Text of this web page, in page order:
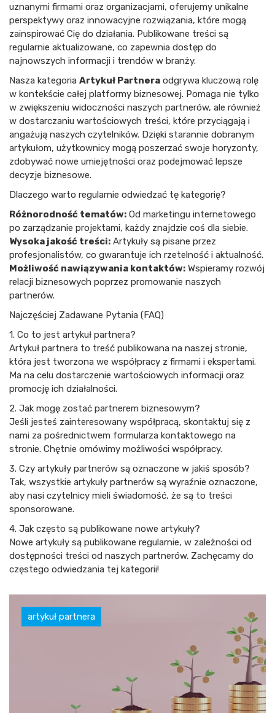
uznanymi firmami oraz organizacjami, oferujemy unikalne
perspektywy oraz innowacyjne rozwiązania, które mogą
zainspirować Cię do działania. Publikowane treści są
regularnie aktualizowane, co zapewnia dostęp do
najnowszych informacji i trendów w branży.
Nasza kategoria Artykuł Partnera odgrywa kluczową rolę
w kontekście całej platformy biznesowej. Pomaga nie tylko
w zwiększeniu widoczności naszych partnerów, ale również
w dostarczaniu wartościowych treści, które przyciągają i
angażują naszych czytelników. Dzięki starannie dobranym
artykułom, użytkownicy mogą poszerzać swoje horyzonty,
zdobywać nowe umiejętności oraz podejmować lepsze
decyzje biznesowe.
Dlaczego warto regularnie odwiedzać tę kategorię?
Różnorodność tematów: Od marketingu internetowego
po zarządzanie projektami, każdy znajdzie coś dla siebie.
Wysoka jakość treści: Artykuły są pisane przez
profesjonalistów, co gwarantuje ich rzetelność i aktualność.
Możliwość nawiązywania kontaktów: Wspieramy rozwój
relacji biznesowych poprzez promowanie naszych
partnerów.
Najczęściej Zadawane Pytania (FAQ)
1. Co to jest artykuł partnera?
Artykuł partnera to treść publikowana na naszej stronie,
która jest tworzona we współpracy z firmami i ekspertami.
Ma na celu dostarczenie wartościowych informacji oraz
promocję ich działalności.
2. Jak mogę zostać partnerem biznesowym?
Jeśli jesteś zainteresowany współpracą, skontaktuj się z
nami za pośrednictwem formularza kontaktowego na
stronie. Chętnie omówimy możliwości współpracy.
3. Czy artykuły partnerów są oznaczone w jakiś sposób?
Tak, wszystkie artykuły partnerów są wyraźnie oznaczone,
aby nasi czytelnicy mieli świadomość, że są to treści
sponsorowane.
4. Jak często są publikowane nowe artykuły?
Nowe artykuły są publikowane regularnie, w zależności od
dostępności treści od naszych partnerów. Zachęcamy do
częstego odwiedzania tej kategorii!
artykuł partnera